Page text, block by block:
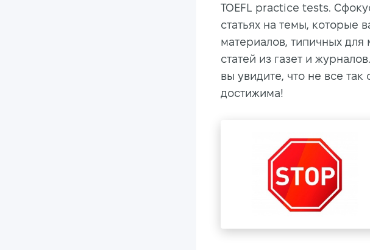
TOEFL practice tests.
статьях на темы, которые
материалов, типичных
статей из газет и
вы увидите, что не все
достижима!